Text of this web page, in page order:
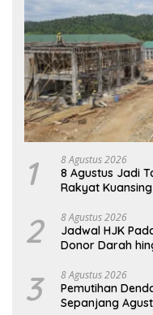
1 8 Agustus 2026
8 Agustus Jadi
Rakyat Kuansing
2 8 Agustus 2026
Jadwal HJK
Donor Darah
3 8 Agustus 2026
Pemutihan
Sepanjang